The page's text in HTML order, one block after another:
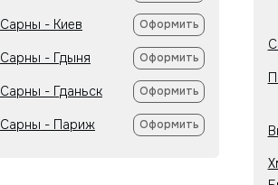
Сарны - Киев Оформить
Сарны - Гдыня Оформить
Сарны - Гданьск Оформить
Сарны - Париж Оформить